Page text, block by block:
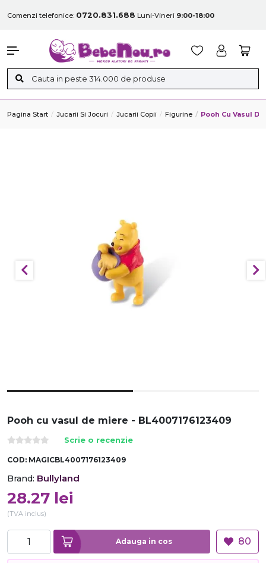
Comenzi telefonice: 0720.831.688 Luni-Vineri 9:00-18:00
Pagina Start Jucarii Si Jocuri Jucarii Copii Figurine Pooh Cu Vasul
Pooh cu vasul de miere - BL4007176123409
Scrie o recenzie
COD: MAGICBL4007176123409
Brand: Bullyland
28.27 lei
(TVA inclus)
Adauga in cos 80